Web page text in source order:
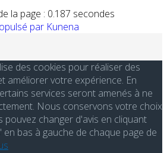
la page : 0.187 secondes
par Kunena
des cookies pour réaliser des
améliorer votre expérience. En
services seront amenés à ne
Nous conservons votre choix
pouvez changer d'avis en cliquant
bas à gauche de chaque page de